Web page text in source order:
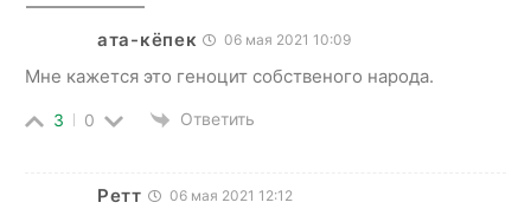
ата-кёпек 06 мая 2021 10:09
Мне кажется это геноцит собственого народа.
3 0 Ответить
Ретт 06 мая 2021 12:12